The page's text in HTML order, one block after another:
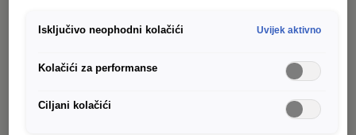
deset ili opcionalno 30 boja sa indirektnim
Zahvaljujući pažljivo odabranim svjetlosnim
raspoloženjima, možete uroniti cijeli enterijer u
toplu žutu, dinamičnu crvenu za nekoliko sekundi
Isključivo neophodni kolačići Uvijek aktivno
Kolačići za performanse
Ciljani kolačići